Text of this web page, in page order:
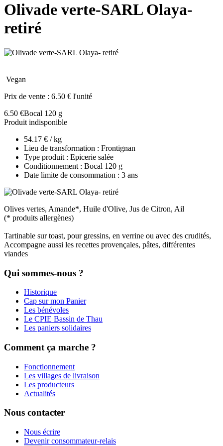
Olivade verte-SARL Olaya-
retiré
Vegan
Prix de vente : 6.50 € l'unité
6.50 €Bocal 120 g
Produit indisponible
54.17 € / kg
Lieu de transformation : Frontignan
Type produit : Epicerie salée
Conditionnement : Bocal 120 g
Date limite de consommation : 3 ans
Olives vertes, Amande*, Huile d'Olive, Jus de Citron, Ail
(* produits allergènes)
Tartinable sur toast, pour gressins, en verrine ou avec des crudités,
Accompagne aussi les recettes provençales, pâtes, différentes
viandes
Qui sommes-nous ?
Historique
Cap sur mon Panier
Les bénévoles
Le CPIE Bassin de Thau
Les paniers solidaires
Comment ça marche ?
Fonctionnement
Les villages de livraison
Les producteurs
Actualités
Nous contacter
Nous écrire
Devenir consommateur-relais